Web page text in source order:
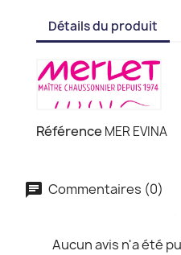
Détails du produit
Référence MER EVINA
Commentaires (0)
Aucun avis n'a été